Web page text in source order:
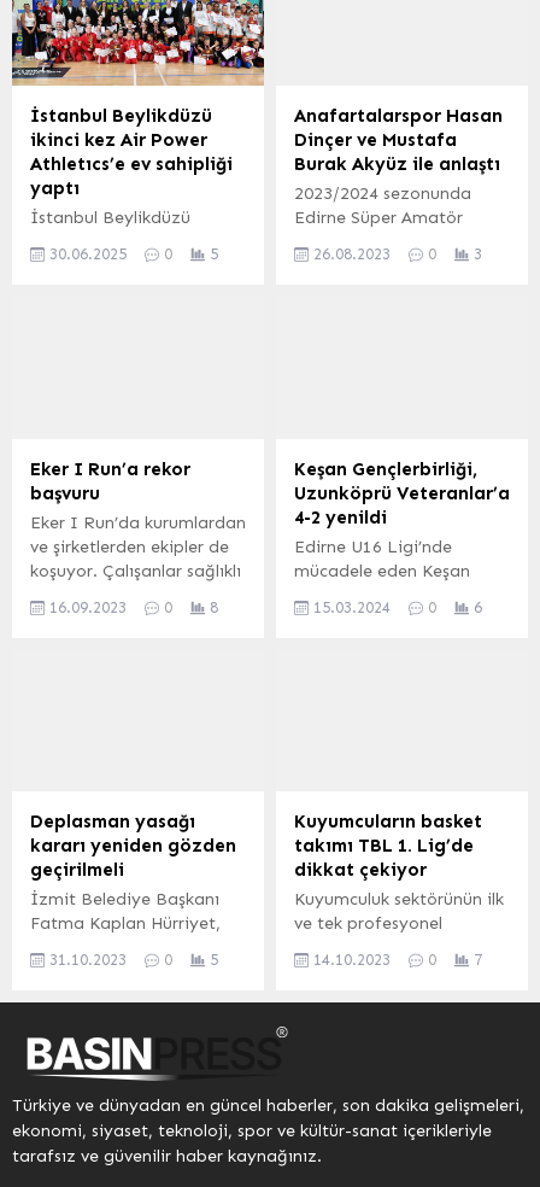
İstanbul Beylikdüzü
ikinci kez Air Power
Athletıcs’e ev sahipliği
yaptı
İstanbul Beylikdüzü
Power Athletics sporunun
30.06.2025 0 5
Anafartalarspor Hasan
Dinçer ve Mustafa
Burak Akyüz ile anlaştı
2023/2024 sezonunda
Edirne Süper Amatör
olan Anafartalarspor iç
açıklama şöyle;
“Anafartalarspor’un alt
yapısından yetişen ve
geçen sezon uzatmalarda
1 dakikaya 2 gol sığdırıp
şampiyonluğun kilidini...
26.08.2023 0 3
Eker I Run’a rekor
başvuru
Eker I Run’da kurumlardan
ve şirketlerden ekipler de
koşuyor. Çalışanlar sağlıklı
kurumlar arasında keyifli
(İGFA) – Koşu severlerin
merakla beklediği 10.
Eker...
16.09.2023 0 8
Keşan Gençlerbirliği,
Uzunköprü Veteranlar’a
4-2 yenildi
Edirne U16 Ligi’nde
mücadele eden Keşan
Veteranlar’a 4-2 yenildi.
karşılaştı. Saat 14.00’te
Keşan Atatürk Stadı
Mustafa Kaldı Sahası’nda
oynanan karşılaşmayı
Uzunköprü Veteranlar 4-
2kazanarak sahadan
galibiyet ve 3 puan...
15.03.2024 0 6
Deplasman yasağı
kararı yeniden gözden
geçirilmeli
İzmit Belediye Başkanı
Fatma Kaplan Hürriyet,
arasında yapılacak
kararının yeniden gözden
geçirilmesi için İzmir
müracaatta bulundu.
KOCAELİ (İGFA) – İzmit
Belediye Başkanı Fatma
31.10.2023 0 5
Kuyumcuların basket
takımı TBL 1. Lig’de
dikkat çekiyor
Kuyumculuk sektörünün ilk
ve tek profesyonel
spor iki sezonda iki lig
mütevazı fakat bir o
kadar da çetin ceviz bir
kadro kuran Harem spor,
14.10.2023 0 7
Türkiye ve dünyadan en güncel haberler, son dakika gelişmeleri,
ekonomi, siyaset, teknoloji, spor ve kültür-sanat içerikleriyle
tarafsız ve güvenilir haber kaynağınız.